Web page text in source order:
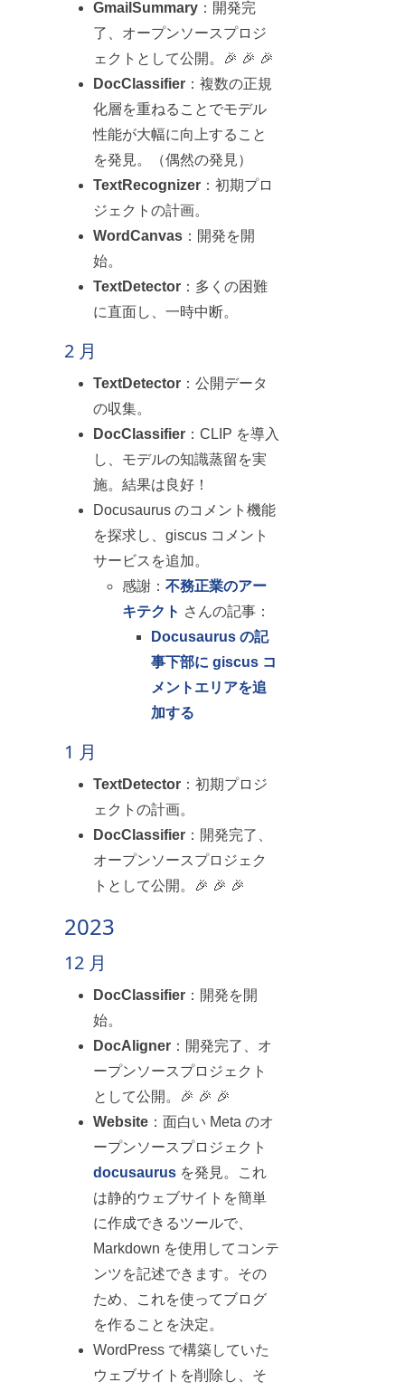
GmailSummary ：開発完
了、オープンソースプロジ
ェクトとして公開。🎉 🎉 🎉
DocClassifier ：複数の正規
化層を重ねることでモデル
性能が大幅に向上すること
を発見。（偶然の発見）
TextRecognizer ：初期プロ
ジェクトの計画。
WordCanvas ：開発を開
始。
TextDetector ：多くの困難
に直面し、一時中断。
2 月
TextDetector ：公開データ
の収集。
DocClassifier ：CLIP を導入
し、モデルの知識蒸留を実
施。結果は良好！
Docusaurus のコメント機能
を探求し、giscus コメント
サービスを追加。
感謝：不務正業のアー
キテクト さんの記事：
Docusaurus の記
事下部に giscus コ
メントエリアを追
加する
1 月
TextDetector ：初期プロジ
ェクトの計画。
DocClassifier ：開発完了、
オープンソースプロジェク
トとして公開。🎉 🎉 🎉
2023
12 月
DocClassifier ：開発を開
始。
DocAligner ：開発完了、オ
ープンソースプロジェクト
として公開。🎉 🎉 🎉
Website ：面白い Meta のオ
ープンソースプロジェクト
docusaurus を発見。これ
は静的ウェブサイトを簡単
に作成できるツールで、
Markdown を使用してコンテ
ンツを記述できます。その
ため、これを使ってブログ
を作ることを決定。
WordPress で構築していた
ウェブサイトを削除し、そ